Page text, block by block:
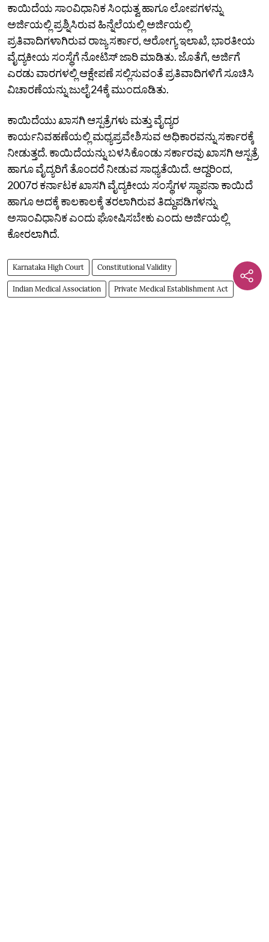
ಕಾಯಿದೆಯ ಸಾಂವಿಧಾನಿಕ ಸಿಂಧುತ್ವ ಹಾಗೂ ಲೋಪಗಳನ್ನು
ಅರ್ಜಿಯಲ್ಲಿ ಪ್ರಶ್ನಿಸಿರುವ ಹಿನ್ನೆಲೆಯಲ್ಲಿ ಅರ್ಜಿಯಲ್ಲಿ
ಪ್ರತಿವಾದಿಗಳಾಗಿರುವ ರಾಜ್ಯ ಸರ್ಕಾರ, ಆರೋಗ್ಯ ಇಲಾಖೆ, ಭಾರತೀಯ
ವೈದ್ಯಕೀಯ ಸಂಸ್ಥೆಗೆ ನೋಟಿಸ್ ಜಾರಿ ಮಾಡಿತು. ಜೊತೆಗೆ, ಅರ್ಜಿಗೆ
ಎರಡು ವಾರಗಳಲ್ಲಿ ಆಕ್ಷೇಪಣೆ ಸಲ್ಲಿಸುವಂತೆ ಪ್ರತಿವಾದಿಗಳಿಗೆ ಸೂಚಿಸಿ
ವಿಚಾರಣೆಯನ್ನು ಜುಲೈ 24ಕ್ಕೆ ಮುಂದೂಡಿತು.
ಕಾಯಿದೆಯು ಖಾಸಗಿ ಆಸ್ಪತ್ರೆಗಳು ಮತ್ತು ವೈದ್ಯರ
ಕಾರ್ಯನಿವಹಣೆಯಲ್ಲಿ ಮಧ್ಯಪ್ರವೇಶಿಸುವ ಅಧಿಕಾರವನ್ನು ಸರ್ಕಾರಕ್ಕೆ
ನೀಡುತ್ತದೆ. ಕಾಯಿದೆಯನ್ನು ಬಳಸಿಕೊಂಡು ಸರ್ಕಾರವು ಖಾಸಗಿ ಆಸ್ಪತ್ರೆ
ಹಾಗೂ ವೈದ್ಯರಿಗೆ ತೊಂದರೆ ನೀಡುವ ಸಾಧ್ಯತೆಯಿದೆ. ಆದ್ದರಿಂದ,
2007ರ ಕರ್ನಾಟಕ ಖಾಸಗಿ ವೈದ್ಯಕೀಯ ಸಂಸ್ಥೆಗಳ ಸ್ಥಾಪನಾ ಕಾಯಿದೆ
ಹಾಗೂ ಅದಕ್ಕೆ ಕಾಲಕಾಲಕ್ಕೆ ತರಲಾಗಿರುವ ತಿದ್ದುಪಡಿಗಳನ್ನು
ಅಸಾಂವಿಧಾನಿಕ ಎಂದು ಘೋಷಿಸಬೇಕು ಎಂದು ಅರ್ಜಿಯಲ್ಲಿ
ಕೋರಲಾಗಿದೆ.
Karnataka High Court Constitutional Validity
Indian Medical Association Private Medical Establishment Act